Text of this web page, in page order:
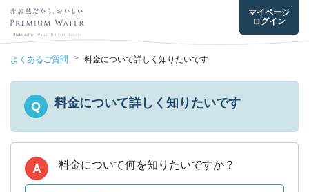
マイページ
ログイン
よくあるご質問 > 料金について詳しく知りたいです
Q 料金について詳しく知りたいです
A